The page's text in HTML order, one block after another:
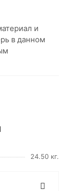
и
в данном
24.50 кг.